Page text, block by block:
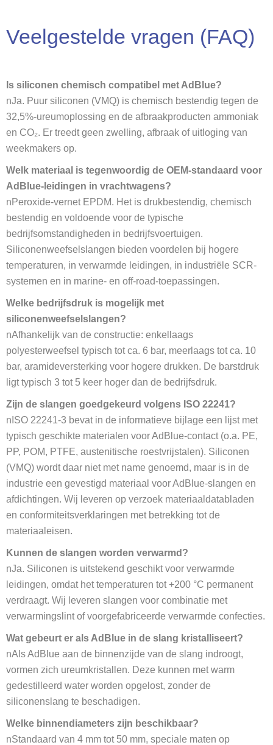
Veelgestelde vragen (FAQ)
Is siliconen chemisch compatibel met AdBlue?
nJa. Puur siliconen (VMQ) is chemisch bestendig tegen de
32,5%-ureumoplossing en de afbraakproducten ammoniak
en CO₂. Er treedt geen zwelling, afbraak of uitloging van
weekmakers op.
Welk materiaal is tegenwoordig de OEM-standaard voor
AdBlue-leidingen in vrachtwagens?
nPeroxide-vernet EPDM. Het is drukbestendig, chemisch
bestendig en voldoende voor de typische
bedrijfsomstandigheden in bedrijfsvoertuigen.
Siliconenweefselslangen bieden voordelen bij hogere
temperaturen, in verwarmde leidingen, in industriële SCR-
systemen en in marine- en off-road-toepassingen.
Welke bedrijfsdruk is mogelijk met
siliconenweefselslangen?
nAfhankelijk van de constructie: enkellaags
polyesterweefsel typisch tot ca. 6 bar, meerlaags tot ca. 10
bar, aramideversterking voor hogere drukken. De barstdruk
ligt typisch 3 tot 5 keer hoger dan de bedrijfsdruk.
Zijn de slangen goedgekeurd volgens ISO 22241?
nISO 22241-3 bevat in de informatieve bijlage een lijst met
typisch geschikte materialen voor AdBlue-contact (o.a. PE,
PP, POM, PTFE, austenitische roestvrijstalen). Siliconen
(VMQ) wordt daar niet met name genoemd, maar is in de
industrie een gevestigd materiaal voor AdBlue-slangen en
afdichtingen. Wij leveren op verzoek materiaaldatabladen
en conformiteitsverklaringen met betrekking tot de
materiaaleisen.
Kunnen de slangen worden verwarmd?
nJa. Siliconen is uitstekend geschikt voor verwarmde
leidingen, omdat het temperaturen tot +200 °C permanent
verdraagt. Wij leveren slangen voor combinatie met
verwarmingslint of voorgefabriceerde verwarmde confecties.
Wat gebeurt er als AdBlue in de slang kristalliseert?
nAls AdBlue aan de binnenzijde van de slang indroogt,
vormen zich ureumkristallen. Deze kunnen met warm
gedestilleerd water worden opgelost, zonder de
siliconenslang te beschadigen.
Welke binnendiameters zijn beschikbaar?
nStandaard van 4 mm tot 50 mm, speciale maten op